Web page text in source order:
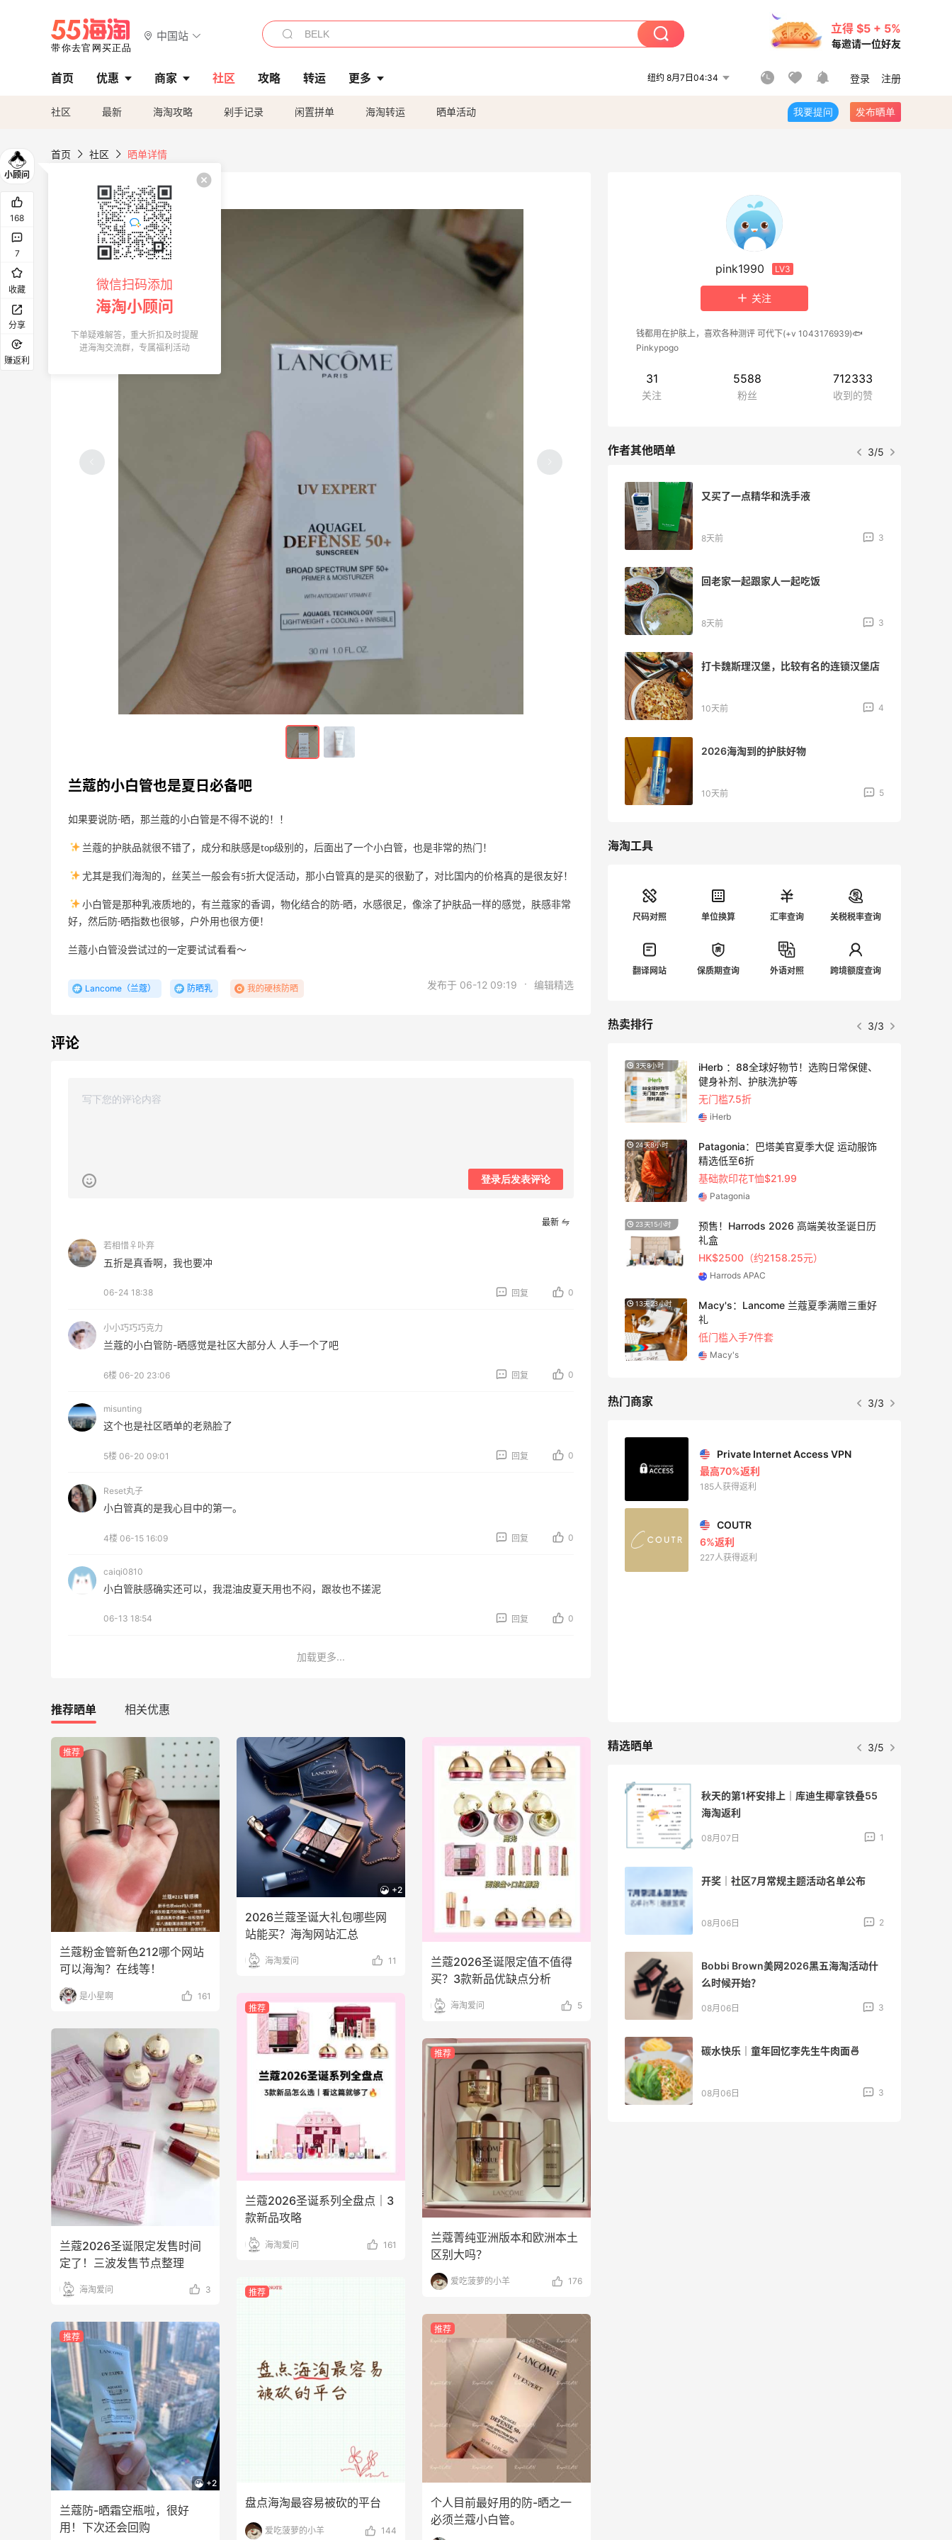
中国站
立得 $5 + 5%
每邀请一位好友
首页 优惠 商家 社区 攻略 转运 更多 纽约 8月7日04:34 登录 注册
社区 最新 海淘攻略 剁手记录 闲置拼单 海淘转运 晒单活动 我要提问 发布晒单
首页 社区 晒单详情
兰蔻的小白管也是夏日必备吧
如果要说防-晒，那兰蔻的小白管是不得不说的！！
兰蔻的护肤品就很不错了，成分和肤感是top级别的，后面出了一个小白管，也是非常的热门！
尤其是我们海淘的，丝芙兰一般会有5折大促活动，那小白管真的是买的很勤了，对比国内的价格真的是很友好！
小白管是那种乳液质地的，有兰蔻家的香调，物化结合的防-晒，水感很足，像涂了护肤品一样的感觉，肤感非常
好，然后防-晒指数也很够，户外用也很方便！
兰蔻小白管没尝试过的一定要试试看看～
Lancome（兰蔻） 防晒乳 我的硬核防晒 发布于 06-12 09:19 · 编辑精选
评论
登录后发表评论
最新
若相惜♀卟弃
五折是真香啊，我也要冲
06-24 18:38 回复 0
小小巧巧巧克力
兰蔻的小白管防-晒感觉是社区大部分人 人手一个了吧
6楼 06-20 23:06 回复 0
misunting
这个也是社区晒单的老熟脸了
5楼 06-20 09:01 回复 0
Reset丸子
小白管真的是我心目中的第一。
4楼 06-15 16:09 回复 0
caiqi0810
小白管肤感确实还可以，我混油皮夏天用也不闷，跟妆也不搓泥
06-13 18:54 回复 0
加载更多...
推荐晒单 相关优惠
推荐
兰蔻粉金管新色212哪个网站
可以海淘？在线等！
是小星啊 161
兰蔻2026圣诞限定发售时间
定了！三波发售节点整理
海淘爱问 3
推荐
+2
兰蔻防-晒霜空瓶啦，很好
用！下次还会回购
+2
2026兰蔻圣诞大礼包哪些网
站能买？海淘网站汇总
海淘爱问 11
推荐
兰蔻2026圣诞系列全盘点｜3
款新品攻略
海淘爱问 161
推荐
盘点海淘最容易被砍的平台
爱吃菠萝的小羊 144
兰蔻2026圣诞限定值不值得
买？3款新品优缺点分析
海淘爱问 5
推荐
兰蔻菁纯亚洲版本和欧洲本土
区别大吗？
爱吃菠萝的小羊 176
推荐
个人目前最好用的防-晒之一
必须兰蔻小白管。
pink1990 LV3
关注
钱都用在护肤上，喜欢各种测评 可代下(+v 1043176939)🐟
Pinkypogo
31
关注
5588
粉丝
712333
收到的赞
作者其他晒单 3/5
Evelom卸妆膏--卸妆膏中的“爱马仕”
4
法国小众新品牌又买了一点试试效果
4
选择一点健康的小零食，对肠胃更好
3天前
3天前
4天前
很～
又买了一点精华和洗手液
8天前 3
回老家一起跟家人一起吃饭
8天前 3
打卡魏斯理汉堡，比较有名的连锁汉堡店
10天前 4
2026海淘到的护肤好物
10天前 5
海淘工具
尺码对照 单位换算 汇率查询 关税税率查询
翻译网站 保质期查询 外语对照 跨境额度查询
热卖排行 3/3
满赠正装橘子眼霜+精华唇蜜等好礼
Prada、TF 等
满$200享8.5折优惠+部分送好礼
Bluemercury：限时大促！入手 Aesop、
3天8小时
iHerb ：88全球好物节！选购日常保健、
健身补剂、护肤洗护等
无门槛7.5折
iHerb
24天8小时
Patagonia：巴塔美官夏季大促 运动服饰
精选低至6折
基础款印花T恤$21.99
Patagonia
23天15小时
预售！Harrods 2026 高端美妆圣诞日历
礼盒
HK$2500（约2158.25元）
Harrods APAC
13天23小时
Macy's：Lancome 兰蔻夏季满赠三重好
礼
低门槛入手7件套
Macy's
热门商家 3/3
Mac Duggal
6028人成功下单
30%返利
Eileen Fisher
最高2%返利
Private Internet Access VPN
最高70%返利
185人获得返利
COUTR
6%返利
227人获得返利
精选晒单 3/5
再来我的面膜羊毛分享～又薅到了10片面
膜+2片眼膜
08月07日 0
京东薅面膜太爽啦～每天都可以收货面膜
08月07日 0
Origins悦木之源美网海淘攻略，Origins
哈哈，这杯霸王茶姬买得真划算！
08月07日 1
Dr.Levy精华效果给到夯
Julian Bakery乳清蛋白棒 | 配料干净到感
第二单也薅到了！！星巴克4.5拿下焦糖
玛奇朵
08月07日
薅到了！！星巴克焦糖玛奇朵0.01元拿下
08月07日
秋天的第1杯安排上｜库迪生椰拿铁叠55
海淘返利
08月07日 1
开奖｜社区7月常规主题活动名单公布
08月06日 2
Bobbi Brown美网2026黑五海淘活动什
么时候开始？
08月06日 3
碳水快乐｜童年回忆李先生牛肉面🍜
08月06日 3
168
7
收藏
分享
赚返利
微信扫码添加
海淘小顾问
下单疑难解答，重大折扣及时提醒
进海淘交流群，专属福利活动